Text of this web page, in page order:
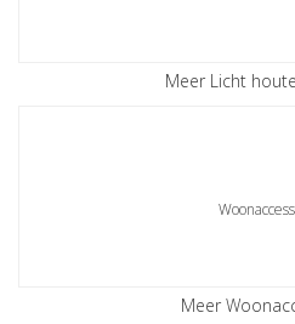
Meer Licht
Meer